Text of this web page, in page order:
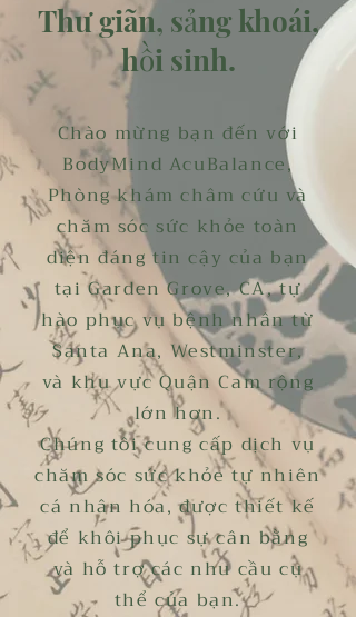
Thư giãn, sảng khoái,
hồi sinh.
Chào mừng bạn đến với
BodyMind AcuBalance,
Phòng khám châm cứu và
chăm sóc sức khỏe toàn
diện đáng tin cậy của bạn
tại Garden Grove, CA, tự
hào phục vụ bệnh nhân từ
Santa Ana, Westminster,
và khu vực Quận Cam rộng
lớn hơn.
Chúng tôi cung cấp dịch vụ
chăm sóc sức khỏe tự nhiên
cá nhân hóa, được thiết kế
để khôi phục sự cân bằng
và hỗ trợ các nhu cầu cụ
thể của bạn.